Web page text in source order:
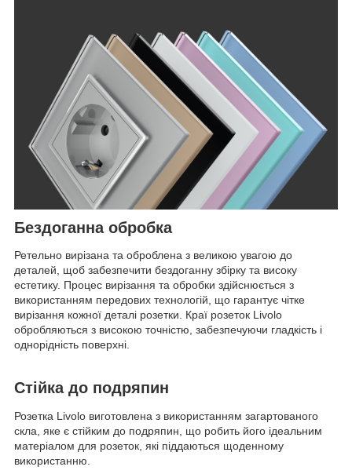
Бездоганна обробка
Ретельно вирізана та оброблена з великою увагою до
деталей, щоб забезпечити бездоганну збірку та високу
естетику. Процес вирізання та обробки здійснюється з
використанням передових технологій, що гарантує чітке
вирізання кожної деталі розетки. Краї розеток Livolo
обробляються з високою точністю, забезпечуючи гладкість і
однорідність поверхні.
Стійка до подряпин
Розетка Livolo виготовлена з використанням загартованого
скла, яке є стійким до подряпин, що робить його ідеальним
матеріалом для розеток, які піддаються щоденному
використанню.